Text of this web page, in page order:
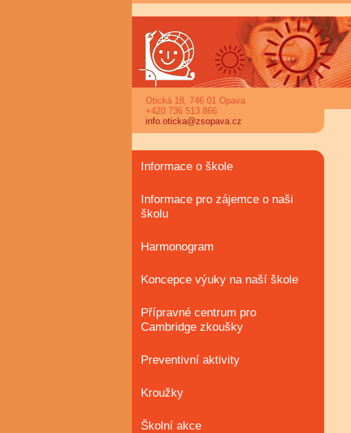
Otická 18, 746 01 Opava
+420 736 513 866
info.oticka@zsopava.cz
Informace o škole
Informace pro zájemce o naši
školu
Harmonogram
Koncepce výuky na naší škole
Přípravné centrum pro
Cambridge zkoušky
Preventivní aktivity
Kroužky
Školní akce